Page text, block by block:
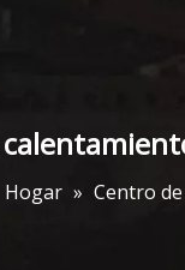
Hogar » Centro